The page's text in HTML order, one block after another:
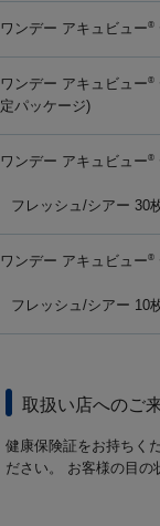
ワンデー アキュビュー®
ワンデー アキュビュー®
定パッケージ)
ワンデー アキュビュー®
フレッシュ/シアー 30
ワンデー アキュビュー®
フレッシュ/シアー 10
取扱い店へのご
健康保険証をお持ちく
ださい。 お客様の目の